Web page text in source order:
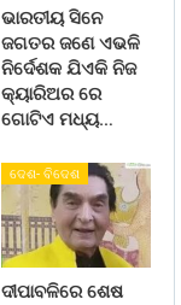
ଭାରତୀୟ ସିନେ
ଜଗତର ଜଣେ ଏଭଳି
ନିର୍ଦେଶକ ଯିଏକି ନିଜ
କ୍ୟାରିଅର ରେ
ଗୋଟିଏ ମଧ୍ୟ…
ଦେଶ- ବିଦେଶ
ଦୀପାବଳିରେ ଶେଷ